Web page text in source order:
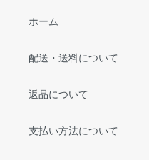
ホーム
配送・送料について
返品について
支払い方法について